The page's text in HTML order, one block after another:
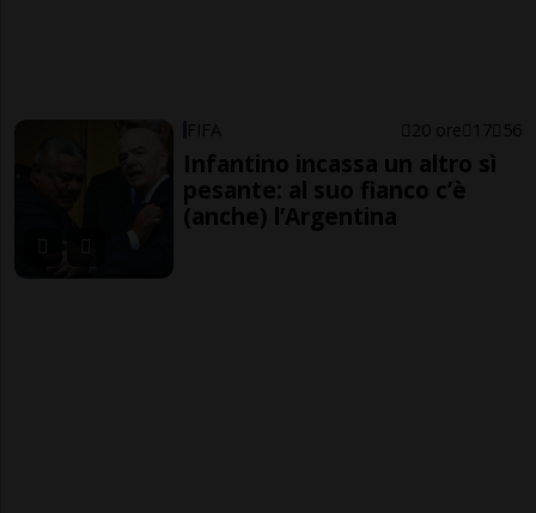
FIFA 20 ore 17 56
Infantino incassa un altro sì
pesante: al suo fianco c’è
(anche) l’Argentina